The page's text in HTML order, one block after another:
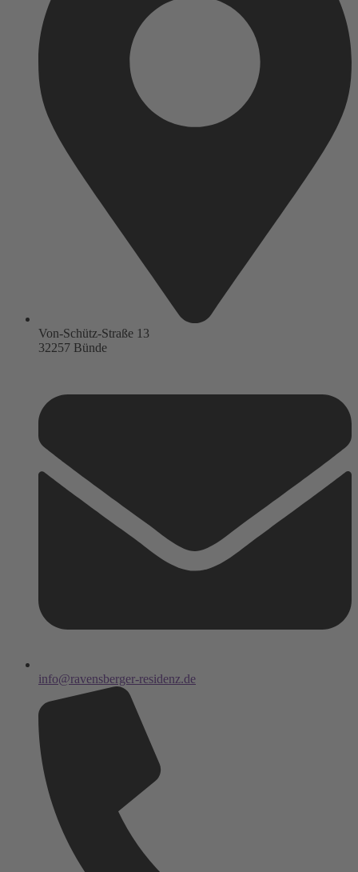
Von-Schütz-Straße 13
32257 Bünde
info@ravensberger-residenz.de